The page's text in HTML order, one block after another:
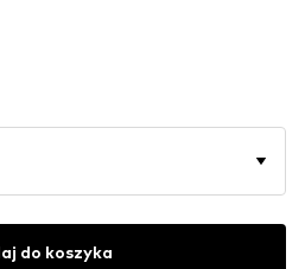
do koszyka